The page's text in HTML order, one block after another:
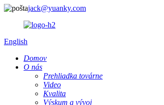
jack@yuanky.com
English
Domov
O nás
Prehliadka továrne
Video
Kvalita
Výskum a vývoj